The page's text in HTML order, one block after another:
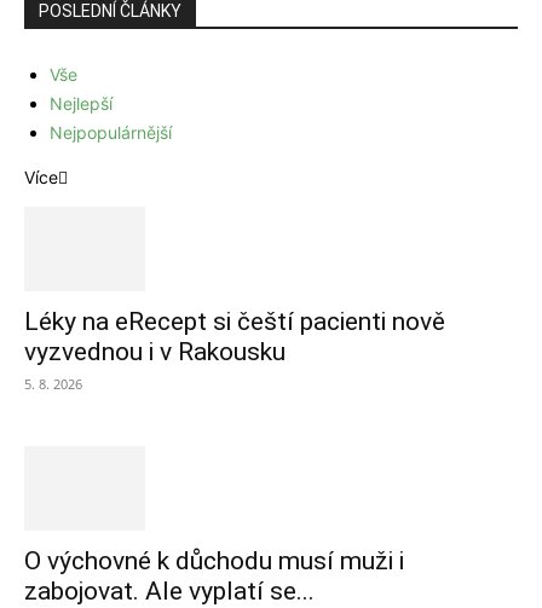
POSLEDNÍ ČLÁNKY
Vše
Nejlepší
Nejpopulárnější
Více
Léky na eRecept si čeští pacienti nově
vyzvednou i v Rakousku
5. 8. 2026
O výchovné k důchodu musí muži i
zabojovat. Ale vyplatí se...